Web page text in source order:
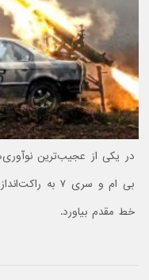
در یکی از عجیب‌ترین
بی ام و سری ۷
خط مقدم بیاورد.